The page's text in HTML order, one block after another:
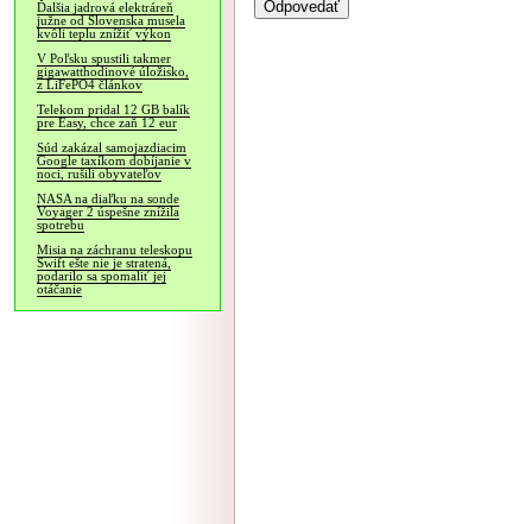
Ďalšia jadrová elektráreň
južne od Slovenska musela
kvôli teplu znížiť výkon
V Poľsku spustili takmer
gigawatthodinové úložisko,
z LiFePO4 článkov
Telekom pridal 12 GB balík
pre Easy, chce zaň 12 eur
Súd zakázal samojazdiacim
Google taxíkom dobíjanie v
noci, rušili obyvateľov
NASA na diaľku na sonde
Voyager 2 úspešne znížila
spotrebu
Misia na záchranu teleskopu
Swift ešte nie je stratená,
podarilo sa spomaliť jej
otáčanie